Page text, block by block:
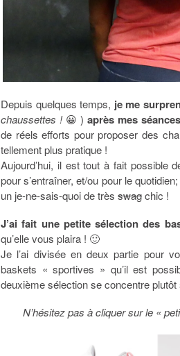
Depuis quelques temps, je me
chaussettes !😀 )après mes
de réels efforts pour proposer des
tellement plus pratique !
Aujourd’hui, il est tout à fait possible
pour s’entraîner, et/ou pour le
un je-ne-sais-quoi de très swagchic !
J’ai fait une petite sélection des
qu’elle vous plaira ! 🙂
Je l’ai divisée en deux partie pour
baskets « sportives » qu’il est
deuxième sélection se concentre
N’hésitez pas à cliquer sur le «